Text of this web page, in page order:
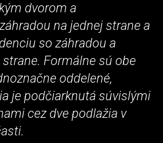
dvorom a
na jednej strane a
so záhradou a
Formálne sú obe
oddelené,
je podčiarknutá súvislými
cez dve podlažia v